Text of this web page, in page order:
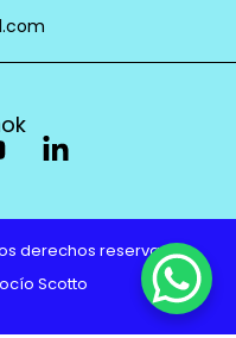
derechos reservados.
Scotto